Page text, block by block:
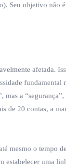
Seu objetivo não
afetada.
mas a
de 20 contas, a
mesmo o tempo
estabelecer uma